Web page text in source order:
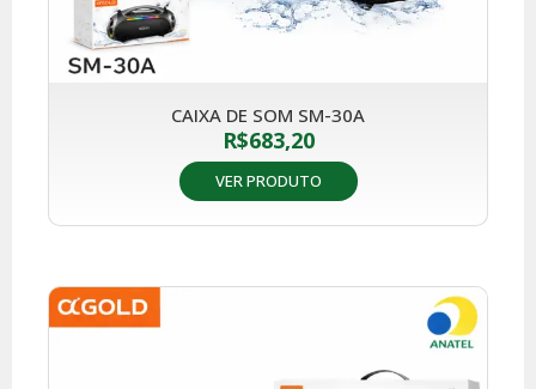
CAIXA DE SOM SM-30A
R$683,20
VER PRODUTO